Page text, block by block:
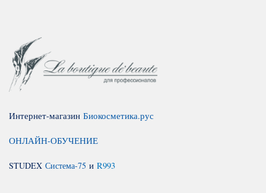
Интернет-магазин Биокосметика.рус
ОНЛАЙН-ОБУЧЕНИЕ
STUDEX Система-75 и R993